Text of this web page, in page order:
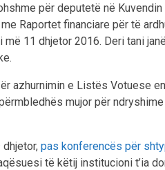
për deputetë në
Raportet financiare për të
më 11 dhjetor 2016. Deri tani
azhurnimin e Listës Votuese
mujor për
pas konferencës për
të këtij institucioni t’ia